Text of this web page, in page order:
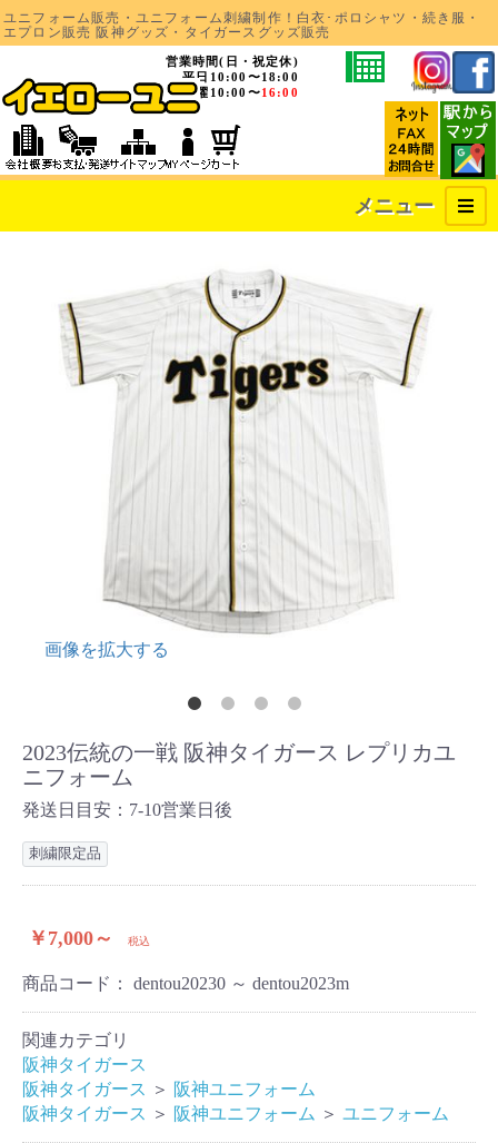
ユニフォーム販売・ユニフォーム刺繍制作！白衣･ポロシャツ・続き服・
エプロン販売 阪神グッズ・タイガースグッズ販売
営業時間(日・祝定休)
平日10:00〜18:00
土曜10:00〜16:00
メニュー
画像を拡大する
2023伝統の一戦 阪神タイガース レプリカユ
ニフォーム
発送日目安：7-10営業日後
刺繍限定品
￥7,000～ 税込
商品コード： dentou20230 ～ dentou2023m
関連カテゴリ
阪神タイガース
阪神タイガース ＞ 阪神ユニフォーム
阪神タイガース ＞ 阪神ユニフォーム ＞ ユニフォーム